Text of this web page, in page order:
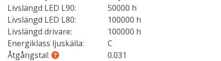
Livslängd LED L90:
50000 h
Livslängd LED L80:
100000 h
Livslängd drivare:
100000 h
Energiklass ljuskälla:
C
Åtgångstal:
0.031